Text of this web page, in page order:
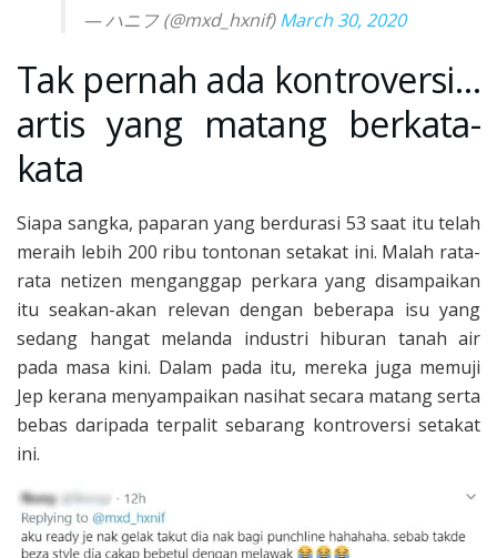
— ハニフ (@mxd_hxnif)March 30, 2020
Tak pernah ada kontroversi…
artis yang matang berkata-
kata
Siapa sangka, paparan yang berdurasi 53 saat itu telah
meraih lebih 200 ribu tontonan setakat ini. Malah rata-
rata netizen menganggap perkara yang disampaikan
itu seakan-akan relevan dengan beberapa isu yang
sedang hangat melanda industri hiburan tanah air
pada masa kini. Dalam pada itu, mereka juga memuji
Jep kerana menyampaikan nasihat secara matang serta
bebas daripada terpalit sebarang kontroversi setakat
ini.